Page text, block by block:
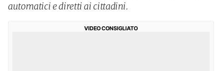
automatici e diretti ai cittadini.
VIDEO CONSIGLIATO